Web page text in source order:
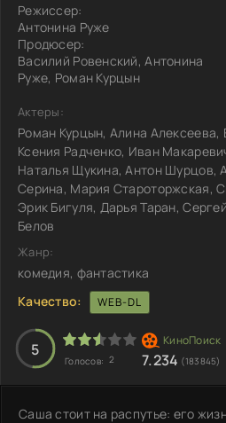
Режиссер:
Антонина Руже
Продюсер:
Василий Ровенский, Антонина
Руже, Роман Курцын
Актеры:
Роман Курцын, Алина Алексеева,
Ксения Радченко, Иван
Наталья Щукина, Антон Шурцов,
Серина, Мария Староторжская,
Эрик Бигуля, Дарья Таран,
Белов
Жанр:
комедия, фантастика
Качество:
WEB-DL
5
Голосов: 2 7.234 (183845)
Саша стоит на распутье: его